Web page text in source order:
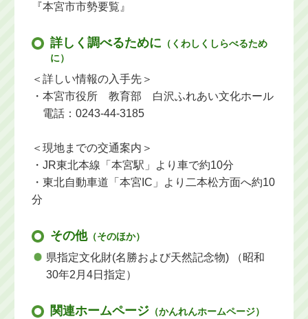
『本宮市市勢要覧』
詳しく調べるために （くわしくしらべるため
に）
＜詳しい情報の入手先＞
・本宮市役所 教育部 白沢ふれあい文化ホール
電話：0243-44-3185
＜現地までの交通案内＞
・JR東北本線「本宮駅」より車で約10分
・東北自動車道「本宮IC」より二本松方面へ約10
分
その他（そのほか）
県指定文化財(名勝および天然記念物) （昭和
30年2月4日指定）
関連ホームページ（かんれんホームページ）